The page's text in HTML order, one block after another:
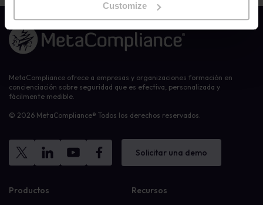
Customize
Enlace a la página de inicio
MetaCompliance ofrece a empresas y organizaciones formación en
concienciación sobre seguridad que es efectiva, personalizada y
fácilmente medible.
© 2026 MetaCompliance® Todos los derechos reservados.
Solicitar una demo
Productos Recursos